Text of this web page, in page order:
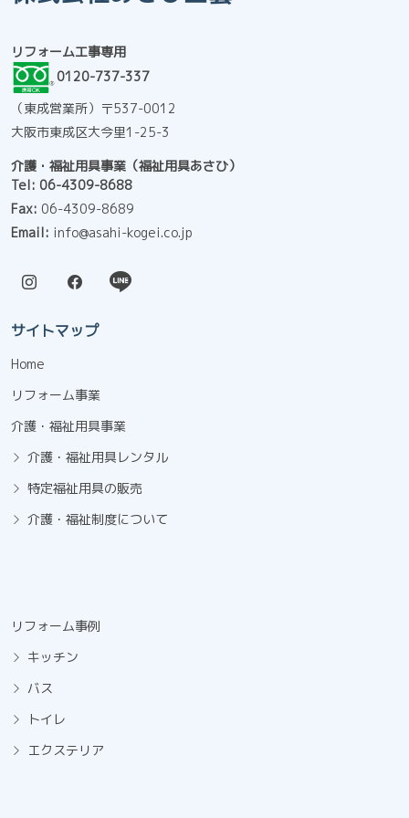
リフォーム工事専用
0120-737-337
（東成営業所）〒537-0012
大阪市東成区大今里1-25-3
介護・福祉用具事業（福祉用具あさひ）
Tel: 06-4309-8688
Fax: 06-4309-8689
Email: info@asahi-kogei.co.jp
サイトマップ
Home
リフォーム事業
介護・福祉用具事業
介護・福祉用具レンタル
特定福祉用具の販売
介護・福祉制度について
リフォーム事例
キッチン
バス
トイレ
エクステリア